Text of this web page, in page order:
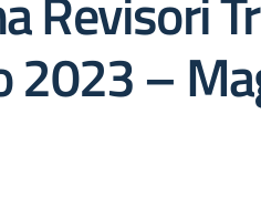
2023 –